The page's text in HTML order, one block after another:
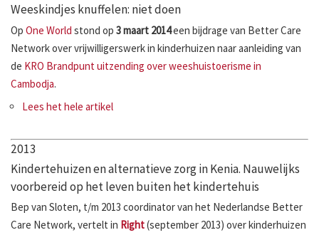
Weeskindjes knuffelen: niet doen
Op One World stond op 3 maart 2014een bijdrage van Better Care
Network over vrijwilligerswerk in kinderhuizen naar aanleiding van
de KRO Brandpunt uitzending over weeshuistoerisme in
Cambodja.
Lees het hele artikel
2013
Kindertehuizen en alternatieve zorg in Kenia. Nauwelijks
voorbereid op het leven buiten het kindertehuis
Bep van Sloten, t/m 2013 coordinator van het Nederlandse Better
Care Network, vertelt in Right(september 2013) over kinderhuizen